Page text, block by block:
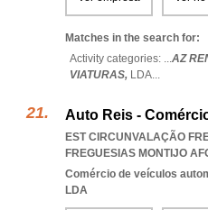
Matches in the search for:
Activity categories: ...AZ
VIATURAS, LDA...
Auto Reis -
EST CIRCUNVALAÇÃO
FREGUESIAS MONTIJO
Comércio de veículos
LDA